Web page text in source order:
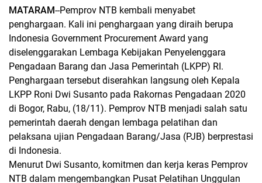
MATARAM--Pemprov NTB kembali menyabet
penghargaan. Kali ini penghargaan yang diraih berupa
Indonesia Government Procurement Award yang
diselenggarakan Lembaga Kebijakan Penyelenggara
Pengadaan Barang dan Jasa Pemerintah (LKPP) RI.
Penghargaan tersebut diserahkan langsung oleh Kepala
LKPP Roni Dwi Susanto pada Rakornas Pengadaan 2020
di Bogor, Rabu, (18/11). Pemprov NTB menjadi salah satu
pemerintah daerah dengan lembaga pelatihan dan
pelaksana ujian Pengadaan Barang/Jasa (PJB) berprestasi
di Indonesia.
Menurut Dwi Susanto, komitmen dan kerja keras Pemprov
NTB dalam mengembangkan Pusat Pelatihan Unggulan